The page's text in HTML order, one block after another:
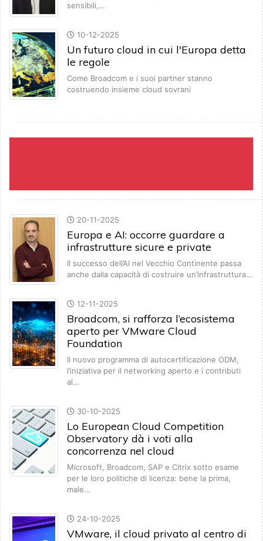
sensibili,…
10-12-2025
Un futuro cloud in cui l'Europa detta
le regole
Come Broadcom e i suoi partner stanno
costruendo insieme cloud sovrani
20-11-2025
Europa e AI: occorre guardare a
infrastrutture sicure e private
Il successo dell’AI nel Vecchio Continente passa
anche dalla capacità di costruire un’infrastruttura…
12-11-2025
Broadcom, si rafforza l’ecosistema
aperto per VMware Cloud
Foundation
Il nuovo programma di autocertificazione ODM,
l’iniziativa per il networking aperto e i contributi
al…
30-10-2025
Lo European Cloud Competition
Observatory dà i voti alla
concorrenza nel cloud
Microsoft, Broadcom, SAP e Citrix sotto esame
per le loro politiche di licenza: bene la prima,
male…
24-10-2025
VMware, il cloud privato al centro di